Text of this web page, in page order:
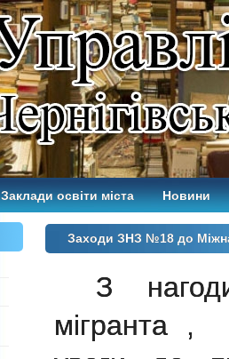
Заклади освіти міста Новини
Заходи ЗНЗ №18 до
З
мігранта